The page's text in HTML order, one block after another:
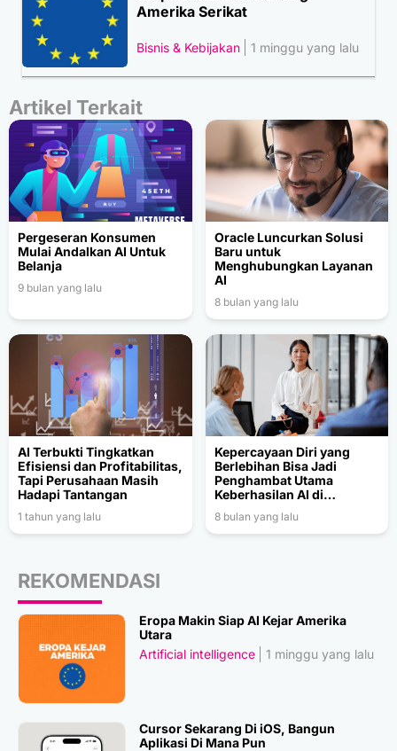
Amerika Serikat
Bisnis & Kebijakan 1 minggu yang lalu
Artikel Terkait
Pergeseran Konsumen
Mulai Andalkan AI Untuk
Belanja
9 bulan yang lalu
Oracle Luncurkan Solusi
Baru untuk
Menghubungkan Layanan
AI
8 bulan yang lalu
AI Terbukti Tingkatkan
Efisiensi dan Profitabilitas,
Tapi Perusahaan Masih
Hadapi Tantangan
1 tahun yang lalu
Kepercayaan Diri yang
Berlebihan Bisa Jadi
Penghambat Utama
Keberhasilan AI di
8 bulan yang lalu
REKOMENDASI
Eropa Makin Siap AI Kejar Amerika
Utara
Artificial intelligence
1 minggu yang lalu
Cursor Sekarang Di iOS, Bangun
Aplikasi Di Mana Pun